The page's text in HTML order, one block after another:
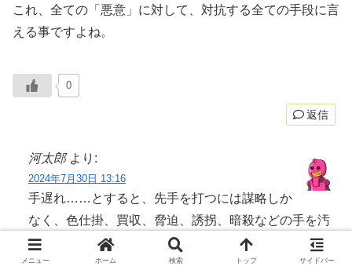
これ、全ての「悪意」に対して、対抗する全ての手段に言
える事ですよね。
0
返信
河太郎 より:
2024年7月30日 13:16
手遅れ……とすると、先手を打つには謀略しか
なく、色仕掛、買収、脅迫、誘拐、暗殺などの手を汚
す覚悟はいります。
でも、それって紀元前の孫子兵法から書いてある事な
メニュー ホーム 検索 トップ サイドバー